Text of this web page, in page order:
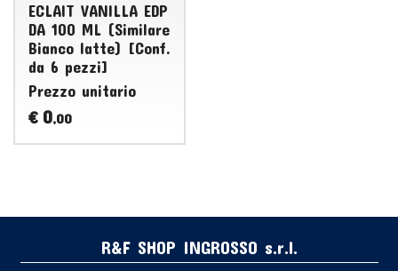
ECLAIT VANILLA EDP
DA 100 ML (Similare
Bianco latte) [Conf.
da 6 pezzi]
Prezzo unitario
€ 0,00
R&F SHOP INGROSSO s.r.l.